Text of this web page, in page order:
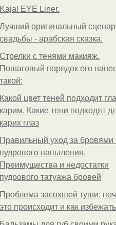
Kajal EYE Liner.
Лучший оригинальный
свадьбы - арабская сказка.
Стрелки с тенями макияж.
Пошаговый порядок его
такой:
Какой цвет теней подходит
карим. Какие тени подходят
карих глаз
Правильный уход за бровями
пудрового напыления.
Преимущества и недостатки
пудрового татуажа бровей
Проблема засохшей туши:
это происходит и как избежать